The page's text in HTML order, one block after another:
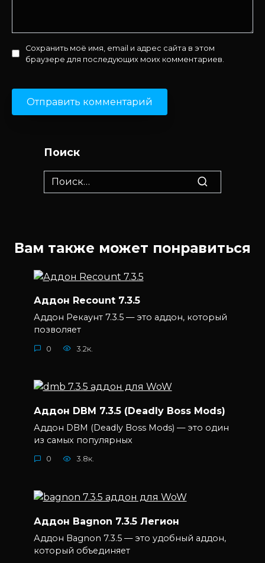
Сохранить моё имя, email и адрес сайта в этом
браузере для последующих моих комментариев.
Поиск
Search
for:
Вам также может понравиться
Аддон Recount 7.3.5
Аддон Рекаунт 7.3.5 — это аддон, который
позволяет
0 3.2к.
Аддон DBM 7.3.5 (Deadly Boss Mods)
Аддон DBM (Deadly Boss Mods) — это один
из самых популярных
0 3.8к.
Аддон Bagnon 7.3.5 Легион
Аддон Bagnon 7.3.5 — это удобный аддон,
который объединяет